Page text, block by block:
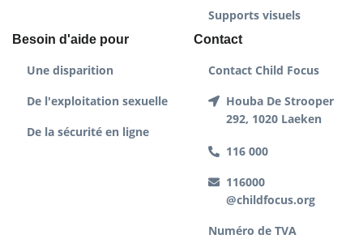
Supports visuels
Besoin d'aide pour
Une disparition
De l'exploitation sexuelle
De la sécurité en ligne
Contact
Contact Child Focus
Houba De Strooper
292, 1020 Laeken
116 000
116000
@childfocus.org
Numéro de TVA